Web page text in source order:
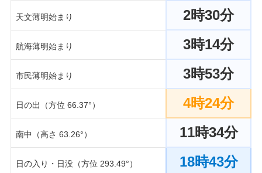
天文薄明始まり 2時30分
航海薄明始まり 3時14分
市民薄明始まり 3時53分
日の出（方位 66.37°） 4時24分
南中（高さ 63.26°） 11時34分
日の入り・日没（方位 293.49°） 18時43分